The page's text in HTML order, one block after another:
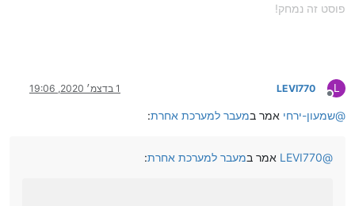
פוסט זה נמחק!
L
מנותק
LEVI770 1 בדצמ׳ 2020, 19:06
@שמעון-ירחי אמר במעבר למערכת אחרת:
@
LEVI770 אמר במעבר למערכת אחרת: